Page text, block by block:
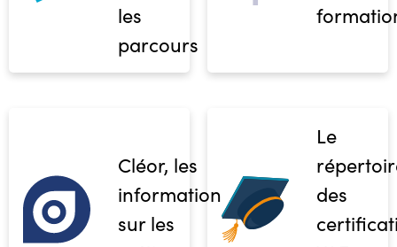
les
parcours
Cléor, les
informations
sur les
Le
des